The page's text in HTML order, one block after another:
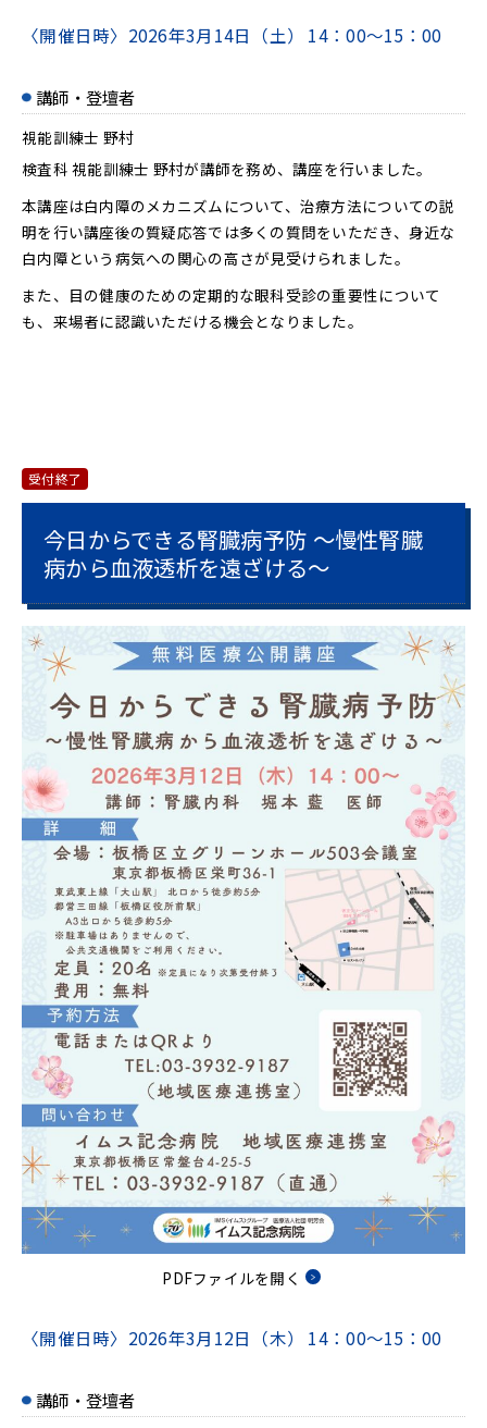
〈開催日時〉 2026年3月14日（土） 14：00～15：00
講師・登壇者
視能訓練士 野村
検査科 視能訓練士 野村が講師を務め、講座を行いました。
本講座は白内障のメカニズムについて、治療方法についての説
明を行い講座後の質疑応答では多くの質問をいただき、身近な
白内障という病気への関心の高さが見受けられました。
また、目の健康のための定期的な眼科受診の重要性について
も、来場者に認識いただける機会となりました。
受付終了
今日からできる腎臓病予防 ～慢性腎臓
病から血液透析を遠ざける～
PDFファイルを開く
〈開催日時〉 2026年3月12日（木） 14：00～15：00
講師・登壇者